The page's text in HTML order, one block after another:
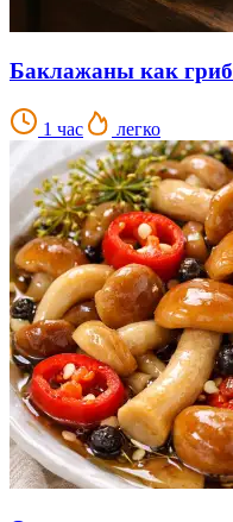
Баклажаны как
1 час легко